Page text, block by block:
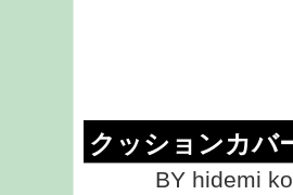
クッションカバ
BY hidemi